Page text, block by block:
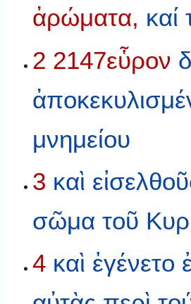
ἀρώματα, καί
2 2147εὗρον
μνημείου
3 καὶ
σῶμα τοῦ
4 καὶ ἐγένετο